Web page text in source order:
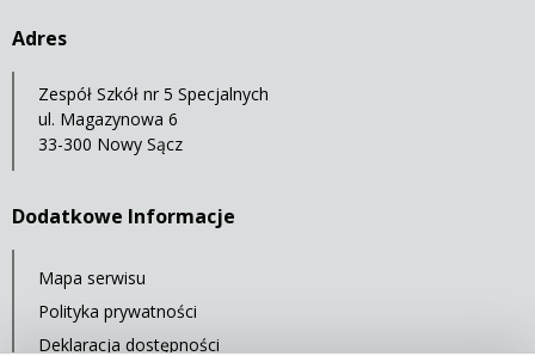
Adres
Zespół Szkół nr 5 Specjalnych
ul. Magazynowa 6
33-300 Nowy Sącz
Dodatkowe Informacje
Mapa serwisu
Polityka prywatności
Deklaracja dostępności